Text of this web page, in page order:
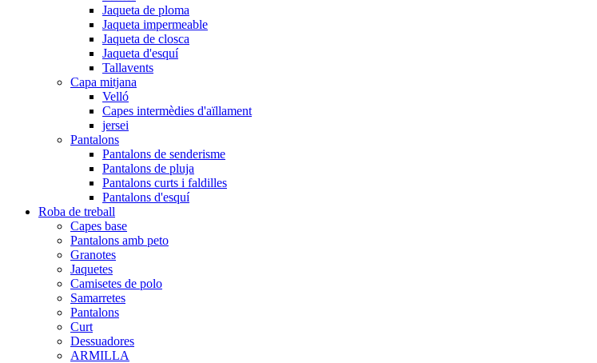
Jaqueta de ploma
Jaqueta impermeable
Jaqueta de closca
Jaqueta d'esquí
Tallavents
Capa mitjana
Velló
Capes intermèdies d'aïllament
jersei
Pantalons
Pantalons de senderisme
Pantalons de pluja
Pantalons curts i faldilles
Pantalons d'esquí
Roba de treball
Capes base
Pantalons amb peto
Granotes
Jaquetes
Camisetes de polo
Samarretes
Pantalons
Curt
Dessuadores
ARMILLA